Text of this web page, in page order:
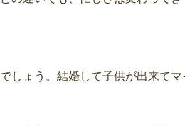
しょう。結婚して子供が出来て